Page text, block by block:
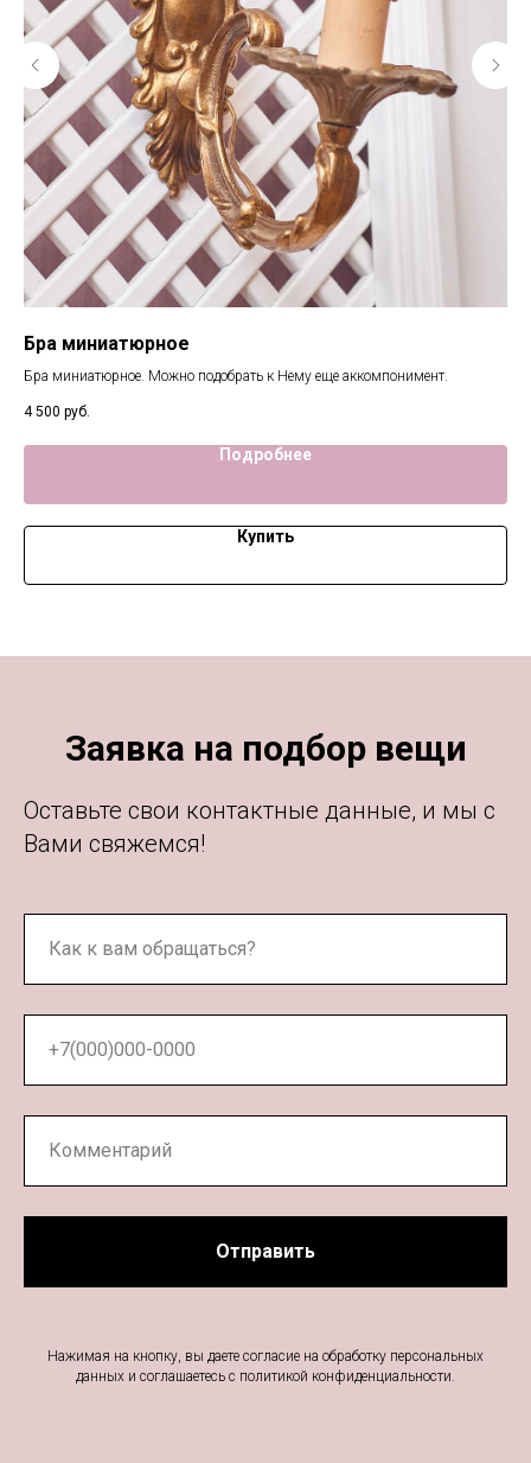
Бра миниатюрное
Бра миниатюрное. Можно подобрать к Нему еще аккомпонимент.
4 500 руб.
Подробнее
Купить
Заявка на подбор вещи
Оставьте свои контактные данные, и мы с
Вами свяжемся!
Отправить
Нажимая на кнопку, вы даете согласие на обработку персональных
данных и соглашаетесь c политикой конфиденциальности.